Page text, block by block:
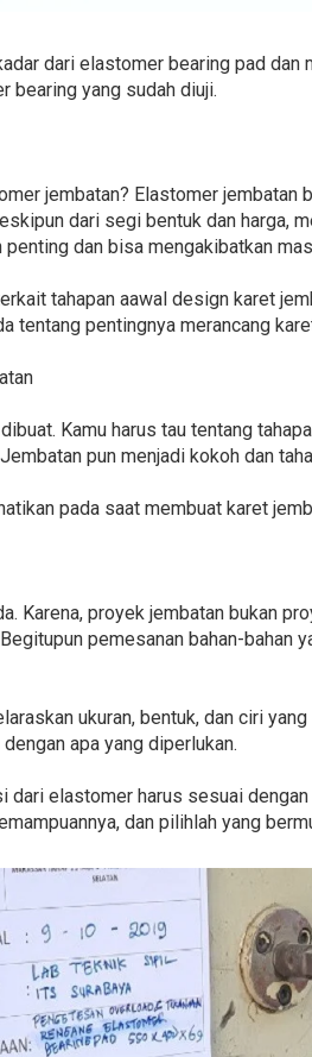
dari elastomer bearing pad dan
bearing yang sudah diuji.
jembatan? Elastomer
dari segi bentuk dan harga,
dan bisa mengakibatkan
tahapan aawal design karet
tentang pentingnya merancang
Kamu harus tau tentang
pun menjadi kokoh dan
pada saat membuat karet
Karena, proyek jembatan bukan
pemesanan bahan-bahan
ukuran, bentuk, dan ciri
apa yang diperlukan.
dari elastomer harus sesuai
dan pilihlah yang